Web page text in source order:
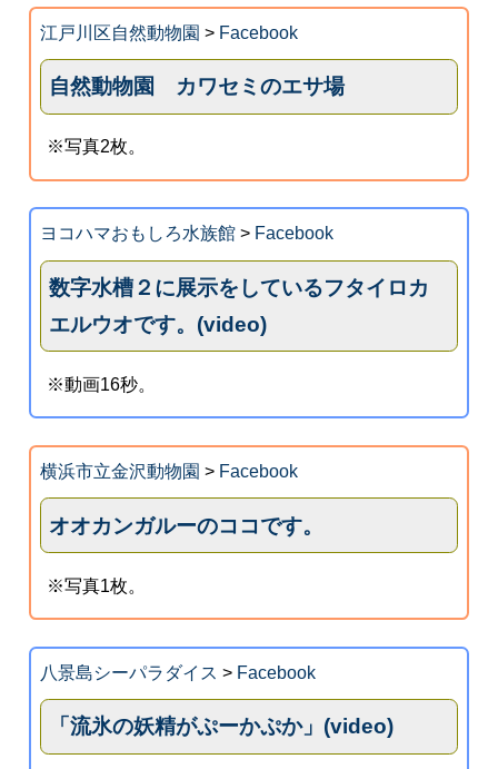
江戸川区自然動物園 > Facebook
自然動物園 カワセミのエサ場
※写真2枚。
ヨコハマおもしろ水族館> Facebook
数字水槽２に展示をしているフタイロカ
エルウオです。(video)
※動画16秒。
横浜市立金沢動物園 > Facebook
オオカンガルーのココです。
※写真1枚。
八景島シーパラダイス > Facebook
「流氷の妖精がぷーかぷか」(video)